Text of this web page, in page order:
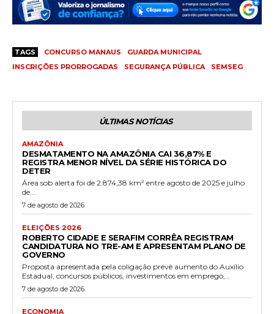
TAGS CONCURSO MANAUS
GUARDA MUNICIPAL
INSCRIÇÕES PRORROGADAS
SEGURANÇA PÚBLICA SEMSEG
ÚLTIMAS NOTÍCIAS
AMAZÔNIA
DESMATAMENTO NA AMAZÔNIA CAI 36,87% E
REGISTRA MENOR NÍVEL DA SÉRIE HISTÓRICA DO
DETER
Área sob alerta foi de 2.874,38 km² entre agosto de 2025 e julho
de...
7 de agosto de 2026
ELEIÇÕES 2026
ROBERTO CIDADE E SERAFIM CORRÊA REGISTRAM
CANDIDATURA NO TRE-AM E APRESENTAM PLANO DE
GOVERNO
Proposta apresentada pela coligação prevê aumento do Auxílio
Estadual, concursos públicos, investimentos em emprego,...
7 de agosto de 2026
ECONOMIA